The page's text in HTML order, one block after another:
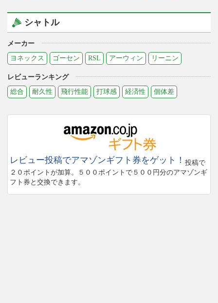
シャトル
メーカー
ヨネックス
ゴーセン RSL アーウィン リーニン
レビューランキング
総合
耐久性 飛行性能 打球感 経済性 個体差
レビュー投稿でアマゾンギフト券をゲット！ 投稿で
２０ポイントが加算。５００ポイントで５００円分のアマゾンギ
フト券と交換できます。